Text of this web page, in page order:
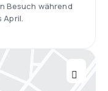
Besuch während
April.